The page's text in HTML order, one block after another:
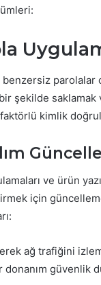
benzersiz parolalar
şekilde
kimlik
ve ürün
için
ağ trafiğini
güvenlik